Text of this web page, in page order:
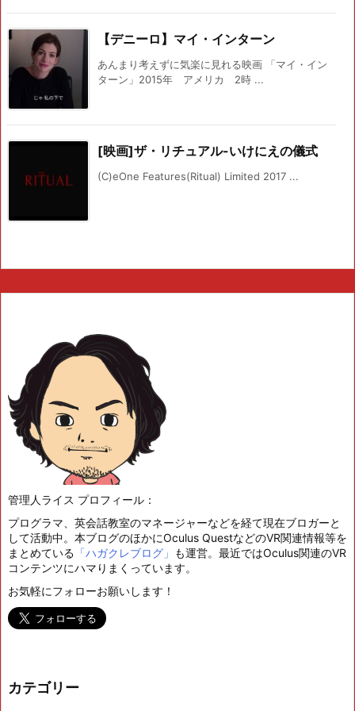
【デニーロ】マイ・インターン
あんまり考えずに気楽に見れる映画 「マイ・イン
ターン」2015年 アメリカ 2時 ...
[映画]ザ・リチュアル-いけにえの儀式
(C)eOne Features(Ritual) Limited 2017 ...
管理人ライス プロフィール：
プログラマ、英会話教室のマネージャーなどを経て現在ブロガーと
して活動中。本ブログのほかにOculus QuestなどのVR関連情報等を
まとめている 「ハガクレブログ」 も運営。最近ではOculus関連のVR
コンテンツにハマりまくっています。
お気軽にフォローお願いします！
カテゴリー